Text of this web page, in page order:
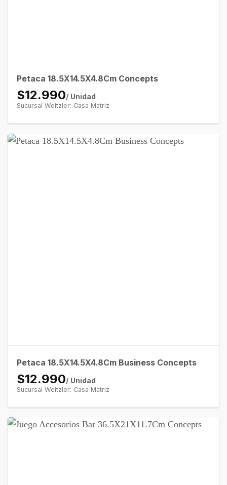
Petaca 18.5X14.5X4.8Cm Concepts
$12.990/ Unidad
Sucursal Weitzler: Casa Matriz
Petaca 18.5X14.5X4.8Cm Business Concepts
$12.990/ Unidad
Sucursal Weitzler: Casa Matriz